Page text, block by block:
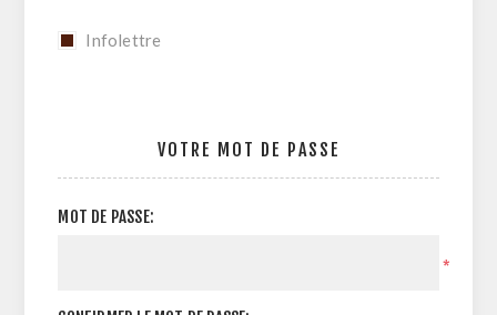
Infolettre
VOTRE MOT DE PASSE
MOT DE PASSE:
*